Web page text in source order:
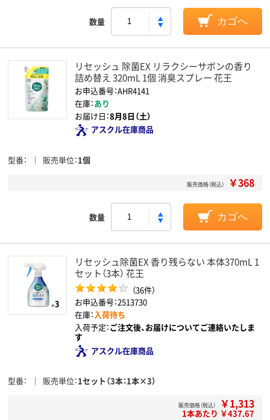
数量 カゴへ
リセッシュ 除菌EX リラクシーサボンの香り
詰め替え 320mL 1個 消臭スプレー 花王
お申込番号：AHR4141
在庫：あり
お届け日：8月8日（土）
アスクル在庫商品
型番 販売単位 1個
販売価格（税込） ￥368
数量 カゴへ
リセッシュ除菌EX 香り残らない 本体370mL 1
セット（3本） 花王
（36件）
お申込番号：2513730
在庫：入荷待ち
入荷予定：ご注文後、お届けについてご連絡いたしま
す
アスクル在庫商品
型番 販売単位 1セット（3本：1本×3）
販売価格（税込） ￥1,313
1本あたり ￥437.67